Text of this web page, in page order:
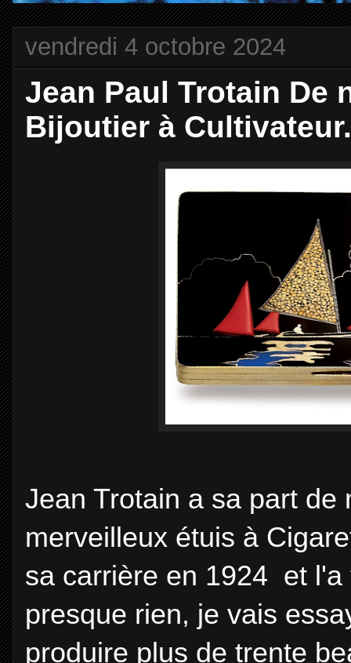
vendredi 4 octobre 2024
Jean Paul Trotain De
Bijoutier à Cultivateur.
Jean Trotain a sa part
merveilleux étuis à
sa carrière en 1924 et
presque rien, je vais
produire plus de trente